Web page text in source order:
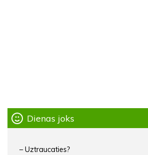
Dienas joks
– Uztraucaties?